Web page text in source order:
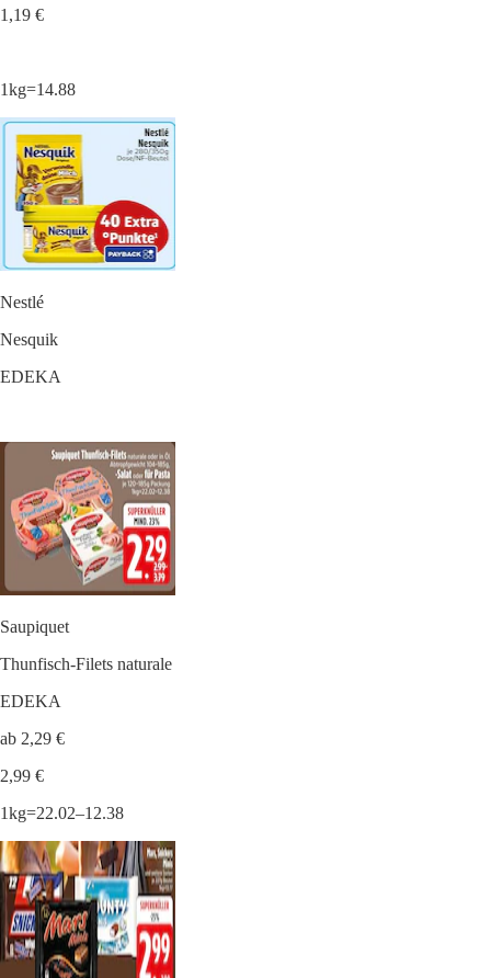
1,19 €
1kg=14.88
Nestlé
Nesquik
EDEKA
Saupiquet
Thunfisch-Filets naturale
EDEKA
ab 2,29 €
2,99 €
1kg=22.02–12.38